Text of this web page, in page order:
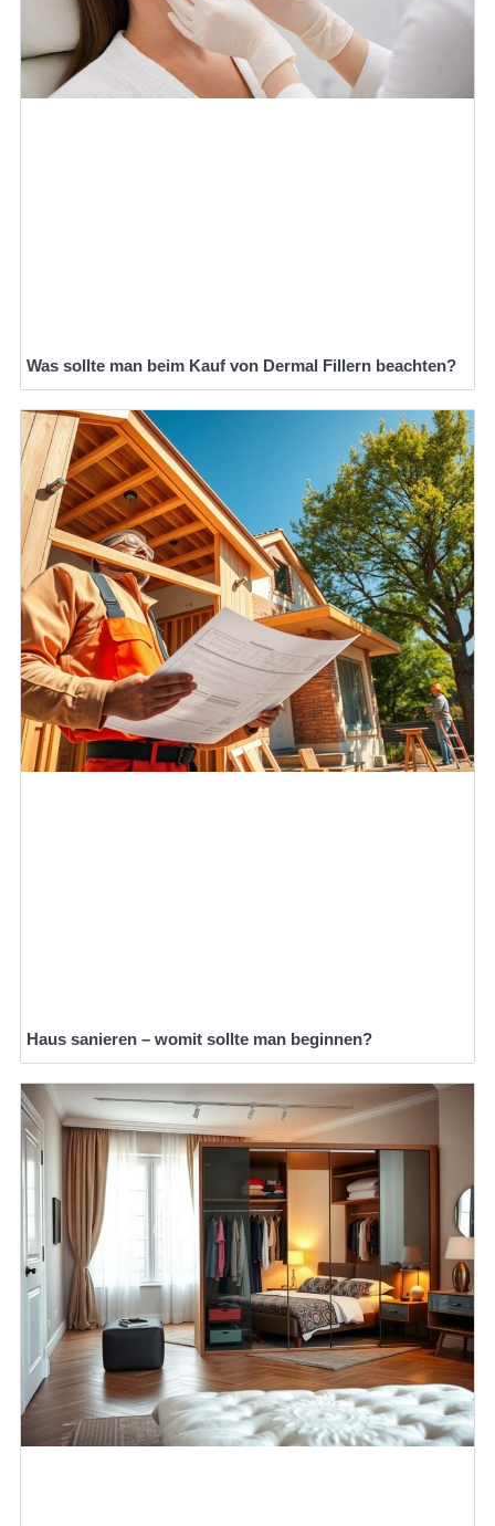
Was sollte man beim Kauf von Dermal Fillern beachten?
Haus sanieren – womit sollte man beginnen?